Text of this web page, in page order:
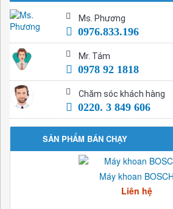
Ms. Phương
0976.833.196
Mr. Tám
0978 92 1818
Chăm sóc khách hàng
0220. 3 849 606
SẢN PHẨM BÁN CHẠY
Máy khoan BOSCH
Liên hệ